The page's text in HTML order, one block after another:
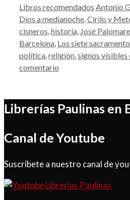
Categorías
Libros recomendados Etiquetas
Antonio
Dios a medianoche,Cirilo y
cisneros,historía, José
Barcelona, Los siete
política,religión,signos visibles
comentario
Librerías Paulinas en
Canal de Youtube
Suscríbete a nuestro canal de